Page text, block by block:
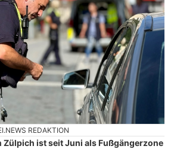
REDAKTION
Zülpich ist seit Juni als Fußgängerzone